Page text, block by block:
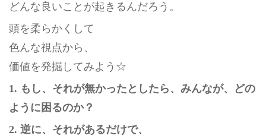
どんな良いことが起きるんだろう。
頭を柔らかくして
色んな視点から、
価値を発掘してみよう☆
1. もし、それが無かったとしたら、みんなが、どの
ように困るのか？
2. 逆に、それがあるだけで、